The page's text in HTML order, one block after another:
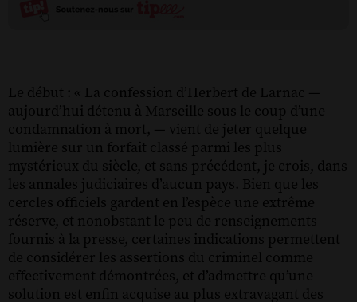
Le début : « La confession d’Herbert de Larnac —
aujourd’hui détenu à Marseille sous le coup d’une
condamnation à mort, — vient de jeter quelque
lumière sur un forfait classé parmi les plus
mystérieux du siècle, et sans précédent, je crois, dans
les annales judiciaires d’aucun pays. Bien que les
cercles officiels gardent en l’espèce une extrême
réserve, et nonobstant le peu de renseignements
fournis à la presse, certaines indications permettent
de considérer les assertions du criminel comme
effectivement démontrées, et d’admettre qu’une
solution est enfin acquise au plus extravagant des